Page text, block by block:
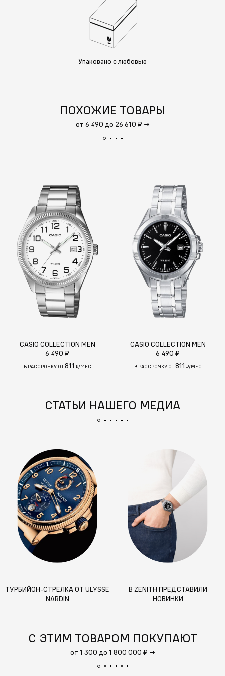
Упаковано с любовью
ПОХОЖИЕ ТОВАРЫ
от 6 490 до 26 610 ₽ →
CASIO COLLECTION MEN
6 490 ₽
В РАССРОЧКУ ОТ811 ₽/МЕС
CASIO COLLECTION MEN
6 490 ₽
В РАССРОЧКУ ОТ811 ₽/МЕС
СТАТЬИ НАШЕГО МЕДИА
ТУРБИЙОН-СТРЕЛКА ОТ ULYSSE
NARDIN
В ZENITH ПРЕДСТАВИЛИ
НОВИНКИ
С ЭТИМ ТОВАРОМ ПОКУПАЮТ
от 1 300 до 1 800 000 ₽ →